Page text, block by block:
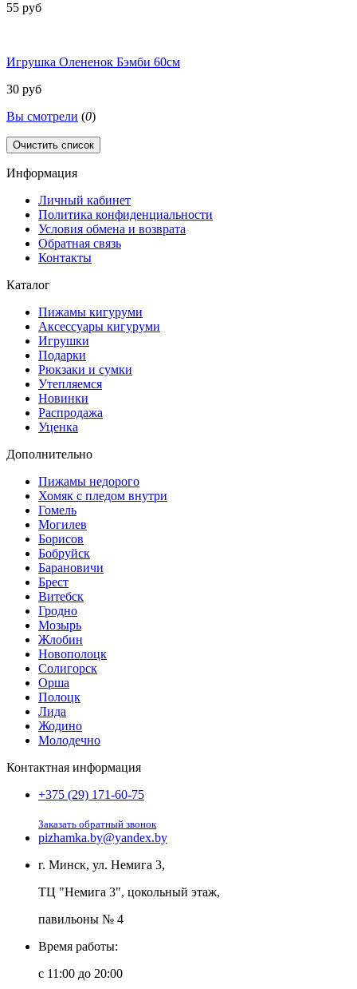
55 руб
Игрушка Олененок Бэмби 60см
30 руб
Вы смотрели (0)
Очистить список
Информация
Личный кабинет
Политика конфиденциальности
Условия обмена и возврата
Обратная связь
Контакты
Каталог
Пижамы кигуруми
Аксессуары кигуруми
Игрушки
Подарки
Рюкзаки и сумки
Утепляемся
Новинки
Распродажа
Уценка
Дополнительно
Пижамы недорого
Хомяк с пледом внутри
Гомель
Могилев
Борисов
Бобруйск
Барановичи
Брест
Витебск
Гродно
Мозырь
Жлобин
Новополоцк
Солигорск
Орша
Полоцк
Лида
Жодино
Молодечно
Контактная информация
+375 (29) 171-60-75
Заказать обратный звонок
pizhamka.by@yandex.by
г. Минск, ул. Немига 3,
ТЦ "Немига 3", цокольный этаж,
павильоны № 4
Время работы:
c 11:00 до 20:00